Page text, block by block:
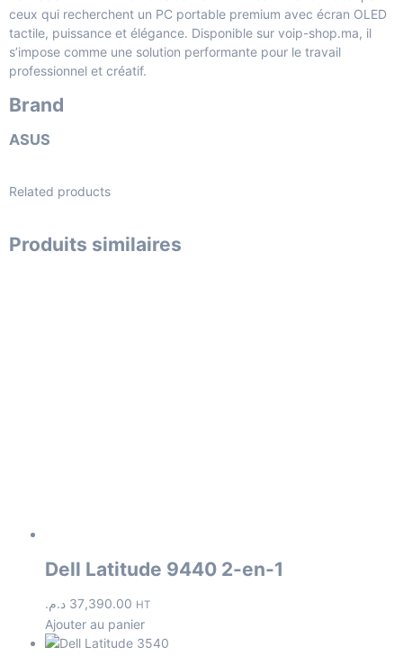
ceux qui recherchent un PC portable premium avec écran OLED
tactile, puissance et élégance. Disponible sur voip-shop.ma, il
s’impose comme une solution performante pour le travail
professionnel et créatif.
Brand
ASUS
Related products
Produits similaires
Dell Latitude 9440 2-en-1
37,390.00 د.م. HT
Ajouter au panier